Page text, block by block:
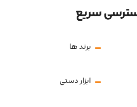
سریع
برند ها
ابزار دستی